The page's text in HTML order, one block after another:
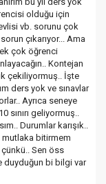
olduğu için
vb. sorunu çok
çıkarıyor... Ama
çok öğrenci
Kontejan
çekiliyormuş.. İşte
ders yok ve sınavlar
Ayrıca seneye
sınırı geliyormuş..
Durumlar karışık..
bitirmem
Sen öss
duyduğun bi bilgi var